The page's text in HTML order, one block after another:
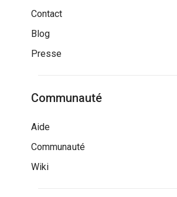
Contact
Blog
Presse
Communauté
Aide
Communauté
Wiki